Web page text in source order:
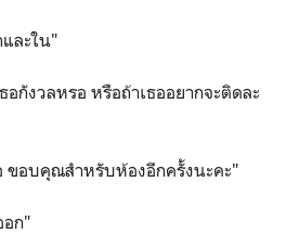
ละใน"
อกังวลหรอ หรือถ้าเธออยากจะติดละ
ขอบคุณสำหรับห้องอีกครั้งนะคะ"
ก"